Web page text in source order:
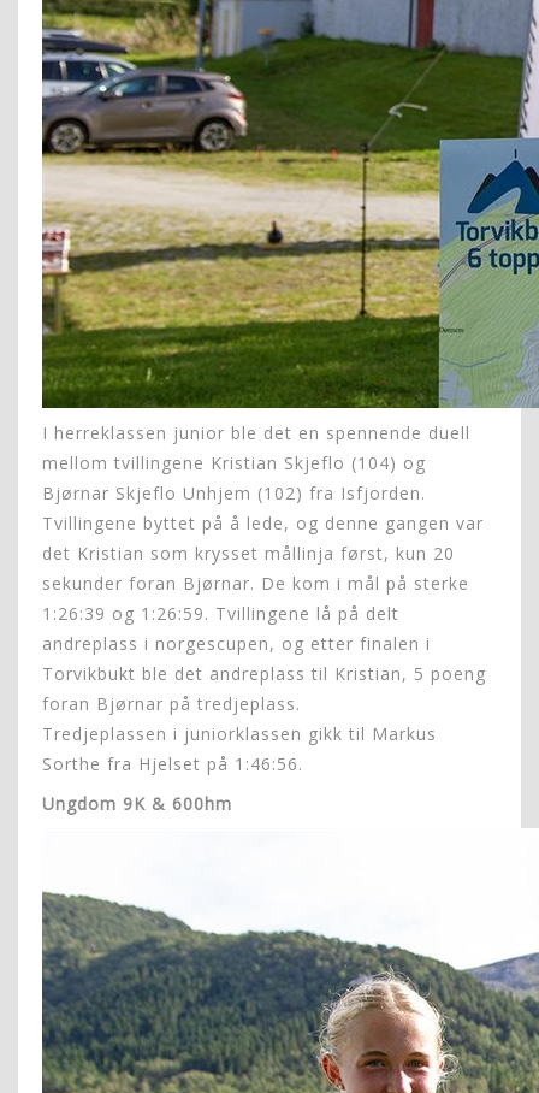
I herreklassen junior ble det en spennende duell
mellom tvillingene Kristian Skjeflo (104) og
Bjørnar Skjeflo Unhjem (102) fra Isfjorden.
Tvillingene byttet på å lede, og denne gangen var
det Kristian som krysset mållinja først, kun 20
sekunder foran Bjørnar. De kom i mål på sterke
1:26:39 og 1:26:59. Tvillingene lå på delt
andreplass i norgescupen, og etter finalen i
Torvikbukt ble det andreplass til Kristian, 5 poeng
foran Bjørnar på tredjeplass.
Tredjeplassen i juniorklassen gikk til Markus
Sorthe fra Hjelset på 1:46:56.
Ungdom 9K & 600hm